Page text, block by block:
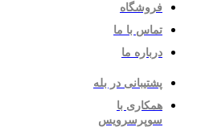
فروشگاه
تماس با ما
درباره ما
پشتیبانی در بله
همکاری با
سوپرسرویس